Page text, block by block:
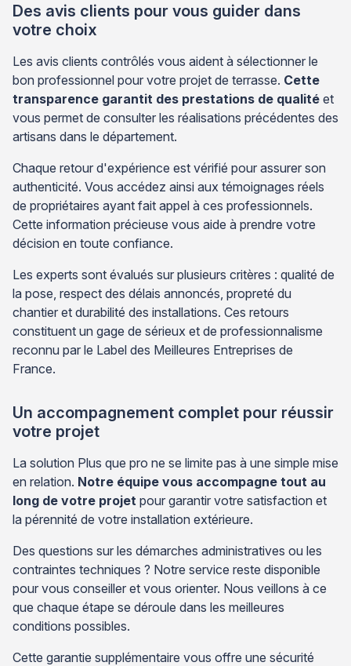
Des avis clients pour vous guider dans
votre choix
Les avis clients contrôlés vous aident à sélectionner le
bon professionnel pour votre projet de terrasse. Cette
transparence garantit des prestations de qualité et
vous permet de consulter les réalisations précédentes des
artisans dans le département.
Chaque retour d'expérience est vérifié pour assurer son
authenticité. Vous accédez ainsi aux témoignages réels
de propriétaires ayant fait appel à ces professionnels.
Cette information précieuse vous aide à prendre votre
décision en toute confiance.
Les experts sont évalués sur plusieurs critères : qualité de
la pose, respect des délais annoncés, propreté du
chantier et durabilité des installations. Ces retours
constituent un gage de sérieux et de professionnalisme
reconnu par le Label des Meilleures Entreprises de
France.
Un accompagnement complet pour réussir
votre projet
La solution Plus que pro ne se limite pas à une simple mise
en relation. Notre équipe vous accompagne tout au
long de votre projet pour garantir votre satisfaction et
la pérennité de votre installation extérieure.
Des questions sur les démarches administratives ou les
contraintes techniques ? Notre service reste disponible
pour vous conseiller et vous orienter. Nous veillons à ce
que chaque étape se déroule dans les meilleures
conditions possibles.
Cette garantie supplémentaire vous offre une sécurité